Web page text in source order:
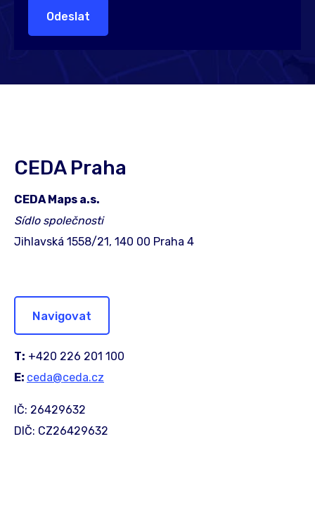
Odeslat
CEDA Praha
CEDA Maps a.s.
Sídlo společnosti
Jihlavská 1558/21, 140 00 Praha 4
Navigovat
T: +420 226 201 100
E: ceda@ceda.cz
IČ: 26429632
DIČ: CZ26429632